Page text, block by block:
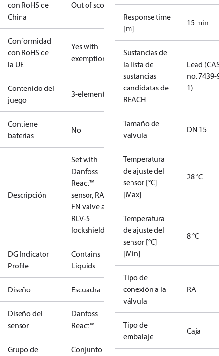
con RoHS de
China
Out of scope
Conformidad
con RoHS de
la UE
Yes with
exemptions
Contenido del
juego
3-elements
Contiene
baterías
No
Descripción
Set with
Danfoss
React™
sensor, RA-
FN valve and
RLV-S
lockshield.
DG Indicator
Profile
Contains
Liquids
Diseño Escuadra
Diseño del
sensor
Danfoss
React™
Grupo de Conjunto
Response time
[m]
15 min
Sustancias de
la lista de
sustancias
candidatas de
REACH
Lead
no. 7439-
1)
Tamaño de
válvula
DN 15
Temperatura
de ajuste del
sensor [°C]
[Max]
28 °C
Temperatura
de ajuste del
sensor [°C]
[Min]
8 °C
Tipo de
conexión a la
válvula
RA
Tipo de
embalaje
Caja